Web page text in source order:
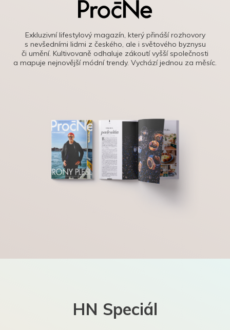
Exkluzivní lifestylový magazín, který přináší rozhovory
s nevšedními lidmi z českého, ale i světového byznysu
či umění. Kultivovaně odhaluje zákoutí vyšší společnosti
a mapuje nejnovější módní trendy. Vychází jednou za měsíc.
HN Speciál